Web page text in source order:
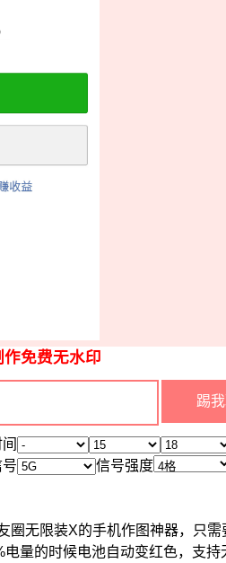
免费无水印
号
信号强度
圈无限装X的手机作图神器，只需
量的时候电池自动变红色，支持